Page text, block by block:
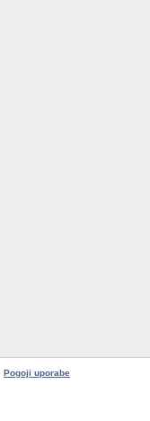
Pogoji uporabe